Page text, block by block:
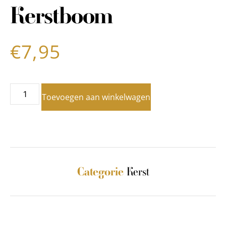
Kerstboom
€7,95
Toevoegen aan winkelwagen
Categorie Kerst